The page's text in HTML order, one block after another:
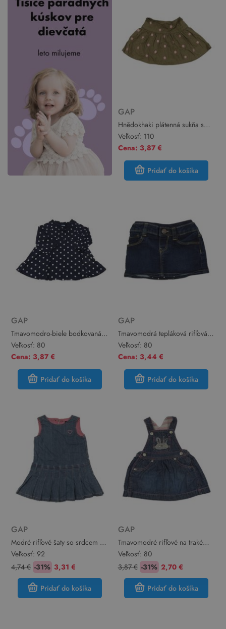
GAP
Hnědokhaki plátenná sukňa s
prasátky GAP
Veľkosť: 110
Cena: 3,87 €
Pridať do košíka
GAP
Tmavomodro-biele bodkovaná é
šaty GAP
Veľkosť: 80
Cena: 3,87 €
Pridať do košíka
GAP
Tmavomodrá tepláková rifľová
sukňa so všitými kalhotkami
GAP
Veľkosť: 80
Cena: 3,44 €
Pridať do košíka
GAP
Modré rifľové šaty so srdcem z
kamínků GAP
Veľkosť: 92
4,74 € -31% 3,31 €
Pridať do košíka
GAP
Tmavomodré rifľové na traké
šaty s králikom GAP
Veľkosť: 80
3,87 € -31% 2,70 €
Pridať do košíka